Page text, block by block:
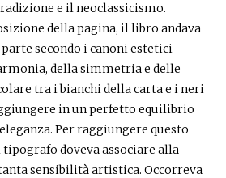
e il neoclassicismo.
della pagina, il libro andava
secondo i canoni estetici
della simmetria e delle
tra i bianchi della carta e i neri
in un perfetto equilibrio
Per raggiungere questo
doveva associare alla
sensibilità artistica. Occorreva